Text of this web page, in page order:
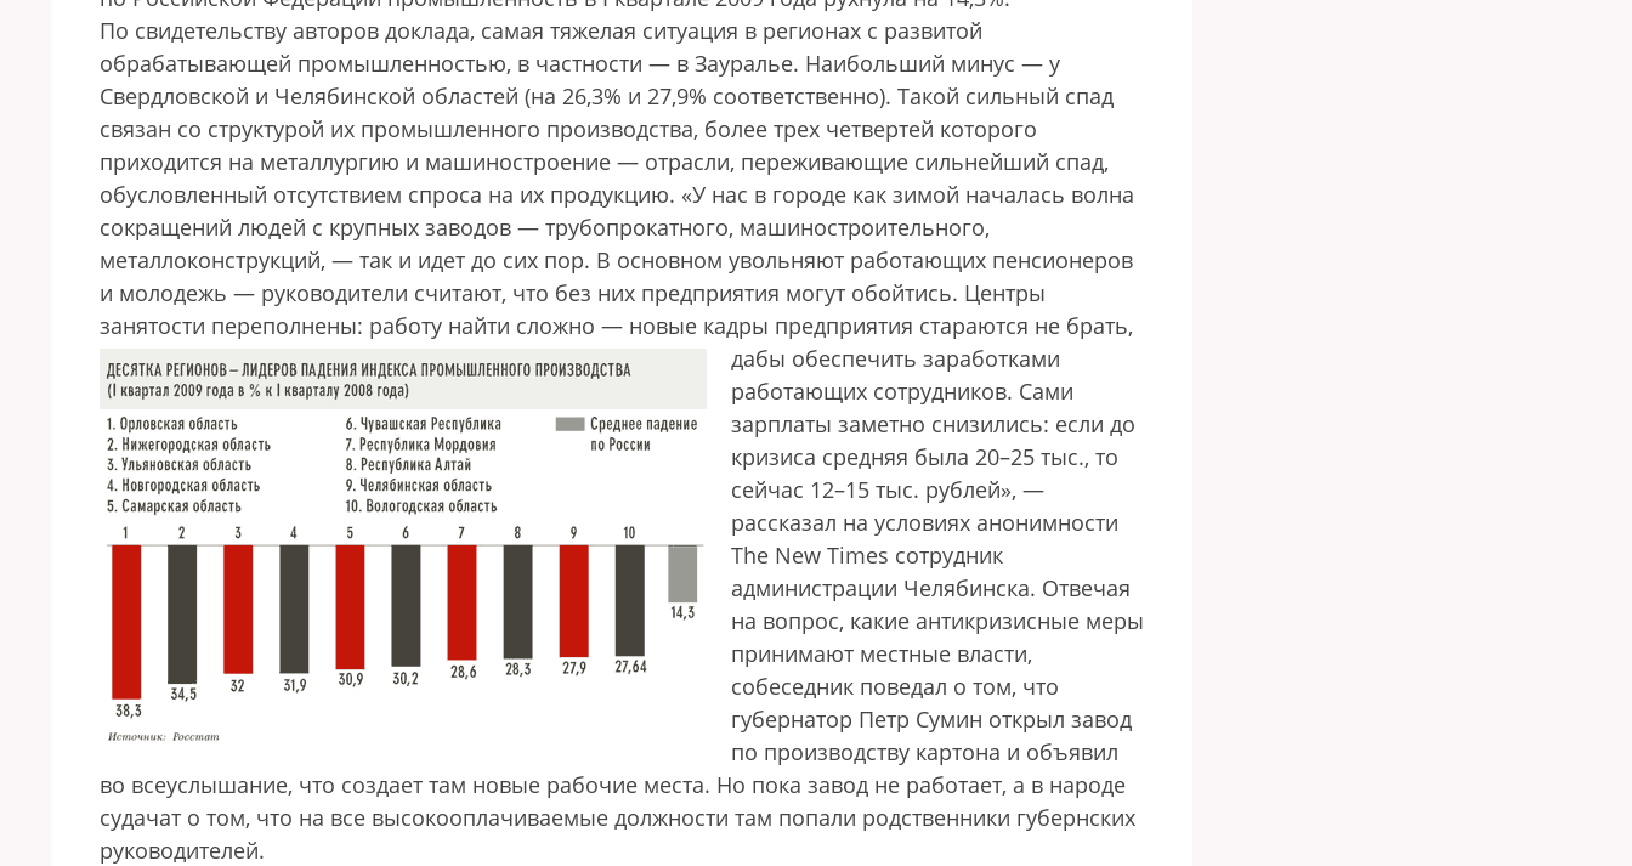
По свидетельству авторов доклада, самая тяжелая ситуация в регионах с развитой
обрабатывающей промышленностью, в частности — в Зауралье. Наибольший минус — у
Свердловской и Челябинской областей (на 26,3% и 27,9% соответственно). Такой сильный спад
связан со структурой их промышленного производства, более трех четвертей которого
приходится на металлургию и машиностроение — отрасли, переживающие сильнейший спад,
обусловленный отсутствием спроса на их продукцию. «У нас в городе как зимой началась волна
сокраще­ний людей с крупных заводов — трубопрокатно­­­­­го, машиностроительного,
металлоконструкций, — так и идет до сих пор. В основном увольняют работающих пенсионеров
и молодежь — руководители считают, что без них предприятия могут обойтись. Центры
занятости переполнены: работу найти сложно — новые кадры предприятия стараются не брать,
дабы обеспечить заработками
работающих сотрудников. Сами
зарплаты заметно снизились: если до
кризиса средняя была 20–25 тыс., то
сейчас 12–15 тыс. рублей», —
рассказал на условиях анонимности
The New Times сотрудник
администрации Челябинска. Отвечая
на вопрос, какие антикризисные меры
принимают местные власти,
собеседник поведал о том, что
губернатор Петр Сумин открыл завод
по производству картона и объявил
во всеуслышание, что создает там новые рабочие места. Но пока завод не работает, а в народе
судачат о том, что на все высокооплачиваемые должности там попали родственники губернских
руководителей.